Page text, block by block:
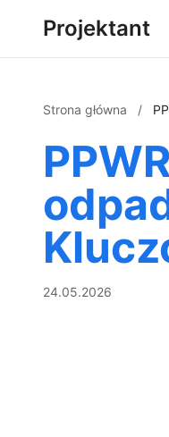
Projektant
Strona główna /
24.05.2026